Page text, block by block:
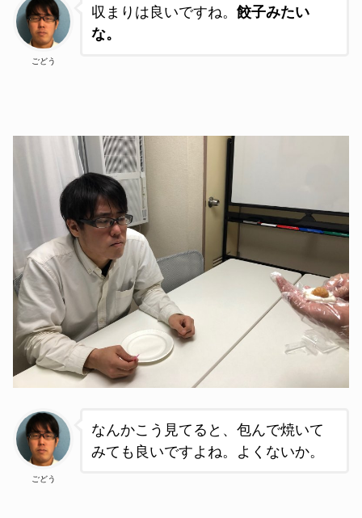
ごどう
収まりは良いですね。 餃子みたい
な。
ごどう
なんかこう見てると、包んで焼いて
みても良いですよね。よくないか。